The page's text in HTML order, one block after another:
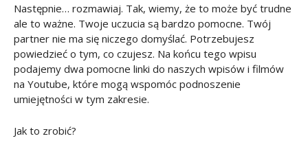
Następnie… rozmawiaj. Tak, wiemy, że to może być trudne
ale to ważne. Twoje uczucia są bardzo pomocne. Twój
partner nie ma się niczego domyślać. Potrzebujesz
powiedzieć o tym, co czujesz. Na końcu tego wpisu
podajemy dwa pomocne linki do naszych wpisów i filmów
na Youtube, które mogą wspomóc podnoszenie
umiejętności w tym zakresie.
Jak to zrobić?